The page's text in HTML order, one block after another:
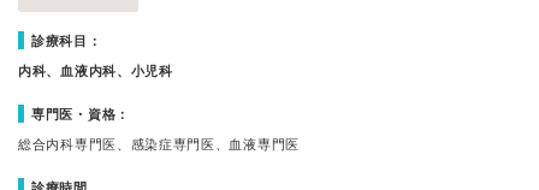
診療科目：
内科、血液内科、小児科
専門医・資格：
総合内科専門医、感染症専門医、血液専門医